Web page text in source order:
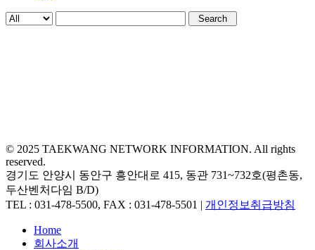
Search
© 2025 TAEKWANG NETWORK INFORMATION. All rights
reserved.
경기도 안양시 동안구 흥안대로 415, 동관 731~732호(평촌동,
두산벤처다임 B/D)
TEL : 031-478-5500, FAX : 031-478-5501 | 개인정보취급방침
Close
Menu
Home
회사소개